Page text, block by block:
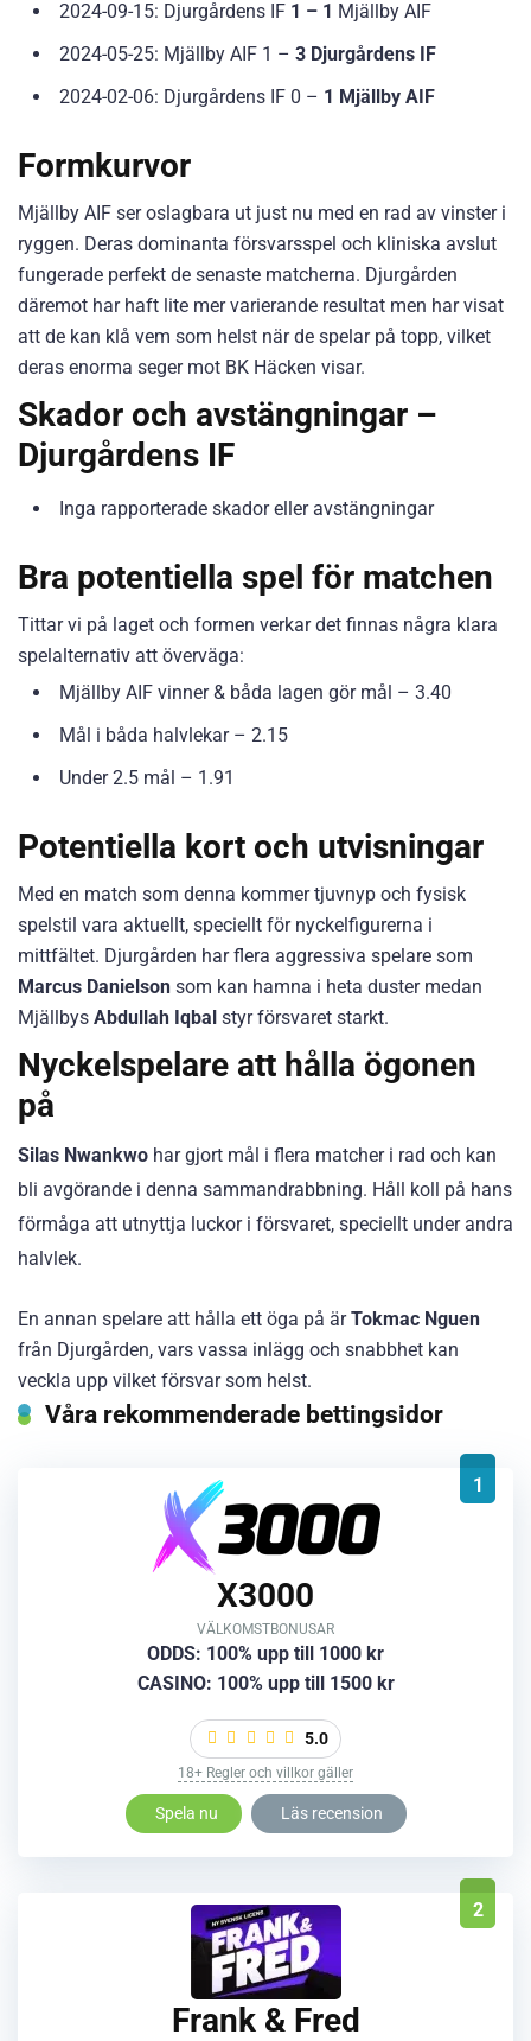
2024-09-15: Djurgårdens IF 1 – 1 Mjällby AIF
2024-05-25: Mjällby AIF 1 – 3 Djurgårdens IF
2024-02-06: Djurgårdens IF 0 – 1 Mjällby AIF
Formkurvor
Mjällby AIF ser oslagbara ut just nu med en rad av vinster i
ryggen. Deras dominanta försvarsspel och kliniska avslut
fungerade perfekt de senaste matcherna. Djurgården
däremot har haft lite mer varierande resultat men har visat
att de kan klå vem som helst när de spelar på topp, vilket
deras enorma seger mot BK Häcken visar.
Skador och avstängningar –
Djurgårdens IF
Inga rapporterade skador eller avstängningar
Bra potentiella spel för matchen
Tittar vi på laget och formen verkar det finnas några klara
spelalternativ att överväga:
Mjällby AIF vinner & båda lagen gör mål – 3.40
Mål i båda halvlekar – 2.15
Under 2.5 mål – 1.91
Potentiella kort och utvisningar
Med en match som denna kommer tjuvnyp och fysisk
spelstil vara aktuellt, speciellt för nyckelfigurerna i
mittfältet. Djurgården har flera aggressiva spelare som
Marcus Danielson som kan hamna i heta duster medan
Mjällbys Abdullah Iqbal styr försvaret starkt.
Nyckelspelare att hålla ögonen
på
Silas Nwankwo har gjort mål i flera matcher i rad och kan
bli avgörande i denna sammandrabbning. Håll koll på hans
förmåga att utnyttja luckor i försvaret, speciellt under andra
halvlek.
En annan spelare att hålla ett öga på ärTokmac Nguen
från Djurgården, vars vassa inlägg och snabbhet kan
veckla upp vilket försvar som helst.
Våra rekommenderade bettingsidor
1
X3000
VÄLKOMSTBONUSAR
ODDS: 100% upp till 1000 kr
CASINO: 100% upp till 1500 kr
5.0
18+ Regler och villkor gäller
Spela nu Läs recension
2
Frank & Fred